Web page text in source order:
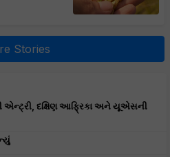
Stories
એન્ટ્રી, દક્ષિણ આફ્રિકા અને યૂએસની